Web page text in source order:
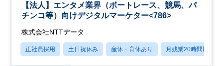
【法人】エンタメ業界（ボートレース、競馬、パ
チンコ等）向けデジタルマーケター<786>
株式会社NTTデータ
正社員採用 土日祝休み 産休・育休あり 月残業20時間以内